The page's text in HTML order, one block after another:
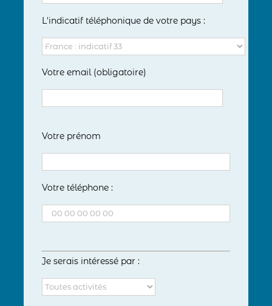
L'indicatif téléphonique de votre pays :
Votre email (obligatoire)
Votre prénom
Votre téléphone :
Je serais intéressé par :